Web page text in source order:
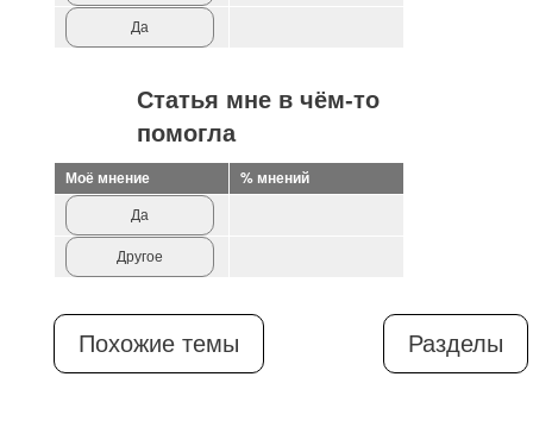
Да
Статья мне в чём-то
помогла
Моё мнение % мнений
Да
Другое
Похожие темы Разделы